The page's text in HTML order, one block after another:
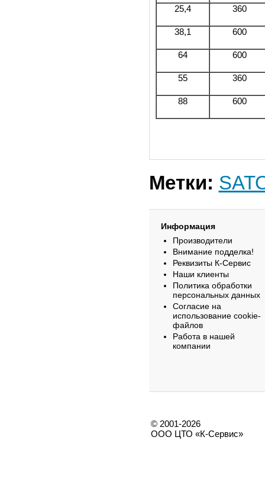
25,4 360
38,1 600
64 600
55 360
88 600
Метки:
Информация
Производители
Внимание подделка!
Реквизиты К-Сервис
Наши клиенты
Политика обработки
персональных данных
Согласие на
использование cookie-
файлов
Работа в нашей
компании
© 2001-2026
ООО ЦТО «К-Сервис»